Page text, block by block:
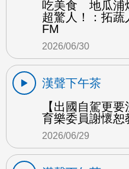
吃美食 地瓜浦
超驚人！：拓
FM
2026/06/30
漢聲下午茶
【出國自駕更
育樂委員謝懷恕
2026/06/29